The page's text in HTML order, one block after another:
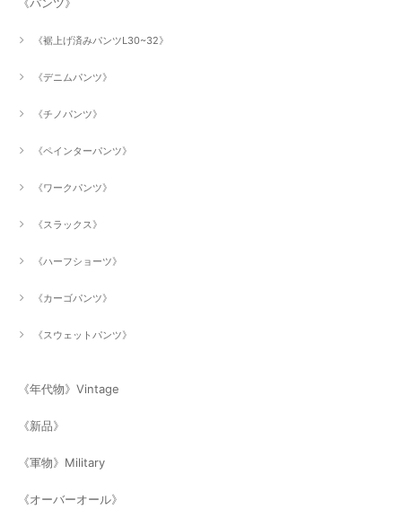
《裾上げ済みパンツL30~32》
《デニムパンツ》
《チノパンツ》
《ペインターパンツ》
《ワークパンツ》
《スラックス》
《ハーフショーツ》
《カーゴパンツ》
《スウェットパンツ》
《年代物》Vintage
《新品》
《軍物》Military
《オーバーオール》